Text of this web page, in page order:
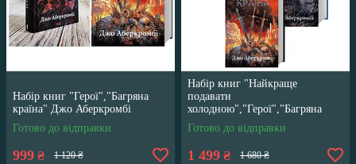
Набір книг "Герої","Багряна
країна" Джо Аберкромбі
Готово до відправки
999 ₴ 1 120 ₴
Набір книг "Найкраще
подавати
холодною","Герої","Багряна
країна" Джо Аберкромбі
Готово до відправки
1 499 ₴ 1 680 ₴